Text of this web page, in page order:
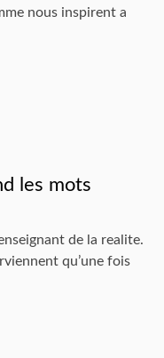
nous inspirent a
les mots
de la realite.
qu’une fois